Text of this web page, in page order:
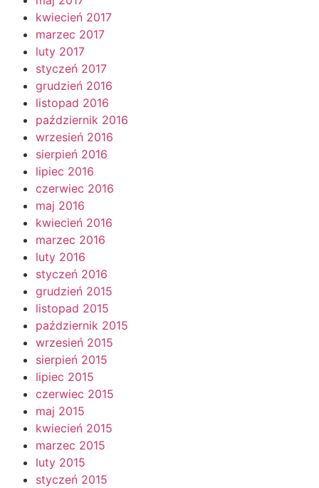
kwiecień 2017
marzec 2017
luty 2017
styczeń 2017
grudzień 2016
listopad 2016
październik 2016
wrzesień 2016
sierpień 2016
lipiec 2016
czerwiec 2016
maj 2016
kwiecień 2016
marzec 2016
luty 2016
styczeń 2016
grudzień 2015
listopad 2015
październik 2015
wrzesień 2015
sierpień 2015
lipiec 2015
czerwiec 2015
maj 2015
kwiecień 2015
marzec 2015
luty 2015
styczeń 2015